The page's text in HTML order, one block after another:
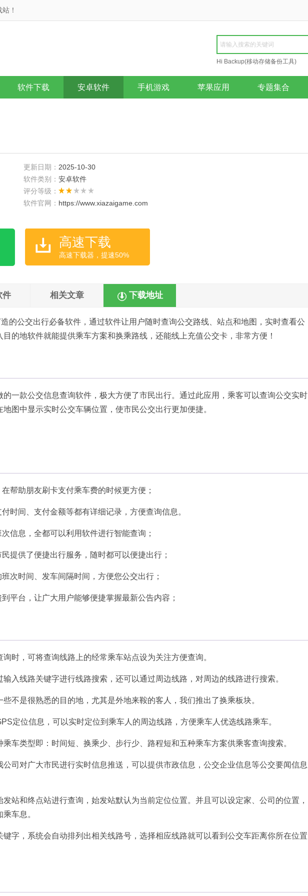
！
Hi Backup(移动存储备份工具)
Repair
软件下载 安卓软件 手机游戏 苹果应用 专题集合
更新日期： 2025-10-30
软件类别： 安卓软件
评分等级：
软件官网： https://www.xiazaigame.com
高速下载
高速下载器，提速50%
件 相关文章 下载地址
的公交出行必备软件，通过软件让用户随时查询公交路线、站点和地图，实时查看公
的地软件就能提供乘车方案和换乘路线，还能线上充值公交卡，非常方便！
的一款公交信息查询软件，极大方便了市民出行。通过此应用，乘客可以查询公交实时
图中显示实时公交车辆位置，使市民公交出行更加便捷。
帮助朋友刷卡支付乘车费的时候更方便；
时间、支付金额等都有详细记录，方便查询信息。
信息，全都可以利用软件进行智能查询；
提供了便捷出行服务，随时都可以便捷出行；
次时间、发车间隔时间，方便您公交出行；
平台，让广大用户能够便捷掌握最新公告内容；
询时，可将查询线路上的经常乘车站点设为关注方便查询。
输入线路关键字进行线路搜索，还可以通过周边线路，对周边的线路进行搜索。
些不是很熟悉的目的地，尤其是外地来鞍的客人，我们推出了换乘板块。
定位信息，可以实时定位到乘车人的周边线路，方便乘车人优选线路乘车。
乘车类型即：时间短、换乘少、步行少、路程短和五种乘车方案供乘客查询搜索。
公司对广大市民进行实时信息推送，可以提供市政信息，公交企业信息等公交要闻信息
发站和终点站进行查询，始发站默认为当前定位位置。并且可以设定家、公司的位置，
车息。
键字，系统会自动排列出相关线路号，选择相应线路就可以看到公交车距离你所在位置